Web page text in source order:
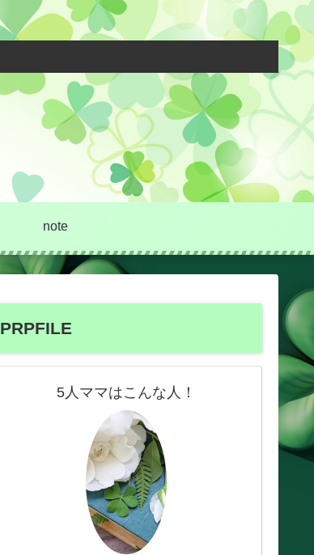
note
PRPFILE
5人ママはこんな人！